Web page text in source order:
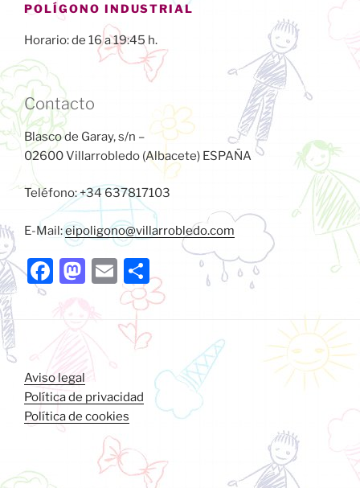
POLÍGONO INDUSTRIAL
Horario: de 16 a 19:45 h.
Contacto
Blasco de Garay, s/n –
02600 Villarrobledo (Albacete) ESPAÑA
Teléfono: +34 637817103
E-Mail:eipoligono@villarrobledo.com
F
a
c
e
b
o
o
M
st
o
o
n
E
m
ai
C
o
p
ar
tir
Aviso legal
Política de privacidad
Política de cookies